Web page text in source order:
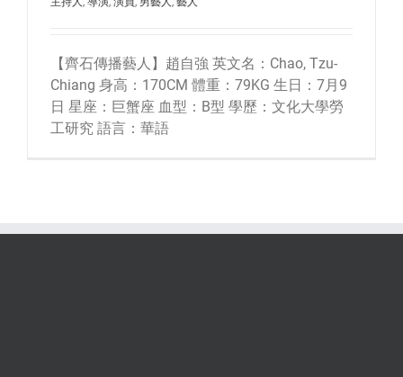
【齊石傳播藝人】趙自強 英文名：Chao, Tzu-
Chiang 身高：170CM 體重：79KG 生日：7月9
日 星座：巨蟹座 血型：B型 學歷：文化大學勞
工研究 語言：華語